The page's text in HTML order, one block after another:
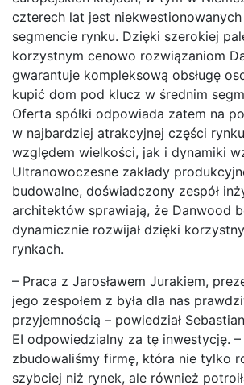
czterech lat jest
segmencie rynku. Dzięki szerokiej
korzystnym cenowo rozwiązaniom
gwarantuje kompleksową obsługę
kupić dom pod klucz w średnim
Oferta spółki odpowiada zatem na
w najbardziej atrakcyjnej części
względem wielkości, jak i dynamiki
Ultranowoczesne zakłady
budowalne, doświadczony zespół
architektów sprawiają, że Danwood
dynamicznie rozwijał dzięki
rynkach.
– Praca z Jarosławem Jurakiem,
jego zespołem z była dla nas
przyjemnością – powiedział
EI odpowiedzialny za tę inwestycję. –
zbudowaliśmy firmę, która nie tylko
szybciej niż rynek, ale również